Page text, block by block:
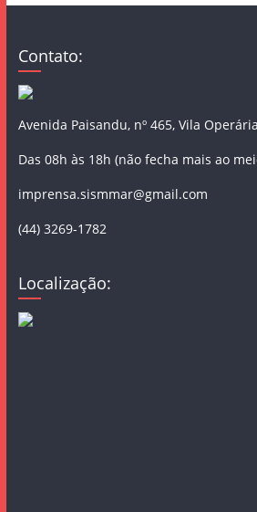
Contato:
Avenida Paisandu, nº 465, Vila
Das 08h às 18h (não fecha mais ao
imprensa.sismmar@gmail.com
(44) 3269-1782
Localização: